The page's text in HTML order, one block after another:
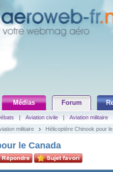
Médias Forum
| Aviation civile |
Aviation militaire
militaire Hélicoptère Chinook pour
le Canada